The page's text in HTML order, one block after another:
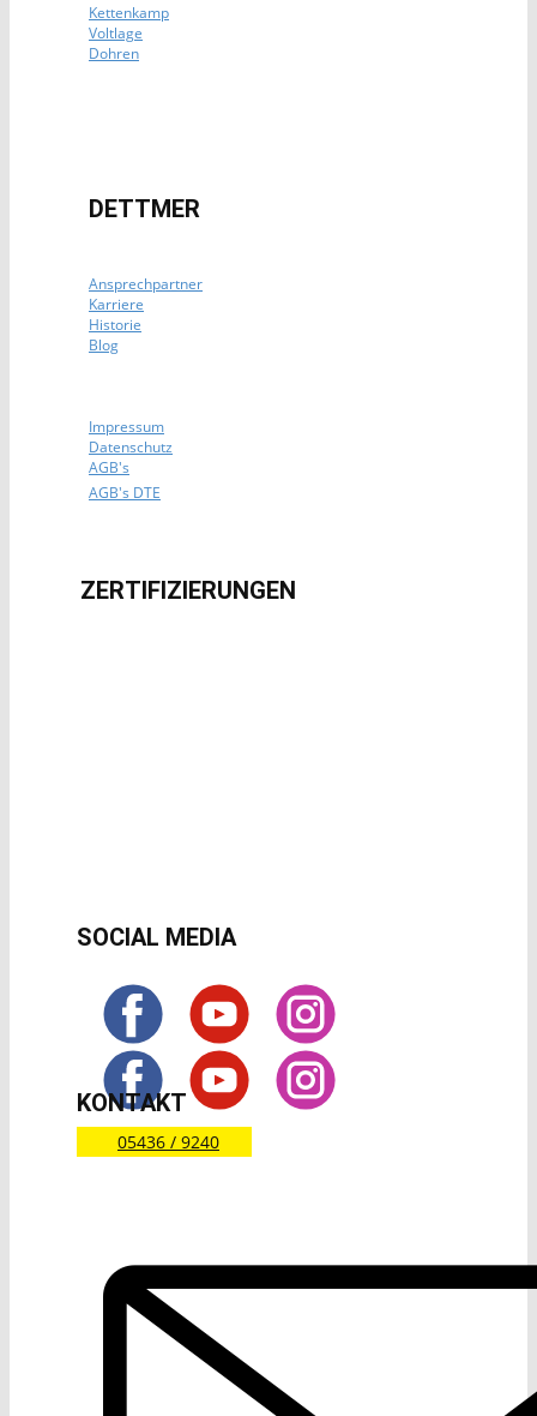
Kettenkamp
Voltlage
Dohren
DETTMER
Ansprechpartner
Karriere
Historie
Blog
Impressum
Datenschutz
AGB's
AGB's DTE
ZERTIFIZIERUNG​EN
SOCIAL MEDIA
KONTAKT
05436 / 9240